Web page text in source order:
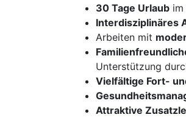
30 Tage Urlaub
Interdisziplinäres
Arbeiten mit
Unterstützung
Vielfältige Fort-
Attraktive